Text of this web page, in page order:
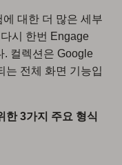
대한 더 많은 세부
시 한번 Engage
. 컬렉션은 Google
는 전체 화면 기능입
한 3가지 주요 형식